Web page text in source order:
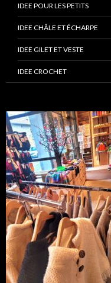
IDEE POUR LES PETITS
IDEE CHÂLE ET ÉCHARPE
IDEE GILET ET VESTE
IDEE CROCHET